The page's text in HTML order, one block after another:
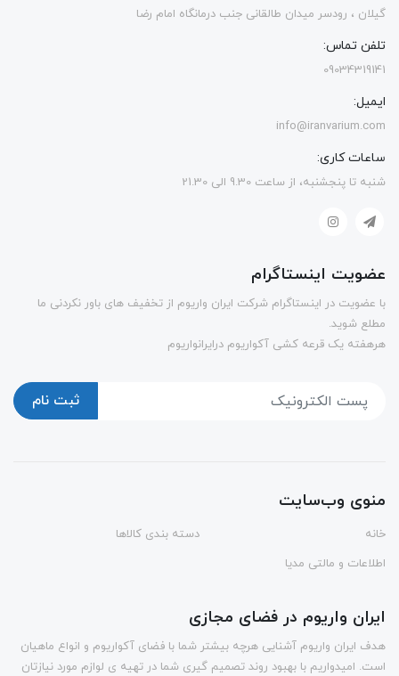
گیلان ، رودسر میدان طالقانی جنب درمانگاه امام رضا
تلفن تماس:
09034319141
ایمیل:
info@iranvarium.com
ساعات کاری:
شنبه تا پنجشنبه، از ساعت 9.30 الی 21.30
عضویت اینستاگرام
با عضویت در اینستاگرام شرکت ایران واریوم از تخفیف های باور نکردنی ما
مطلع شوید.
هرهفته یک قرعه کشی آکواریوم درایرانواریوم
ثبت نام
منوی وب‌سایت
خانه
دسته بندی کالاها
اطلاعات و مالتی مدیا
ایران واریوم در فضای مجازی
هدف ایران واریوم آشنایی هرچه بیشتر شما با فضای آکواریوم و انواع ماهیان
است. امیدواریم با بهبود روند تصمیم گیری شما در تهیه ی لوازم مورد نیازتان